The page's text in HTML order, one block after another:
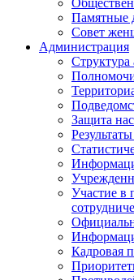
Памятные
Совет
Администрация
Структура
Защита
Участие в
Кадровая